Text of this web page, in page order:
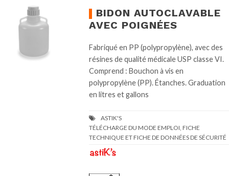
BIDON AUTOCLAVABLE
AVEC POIGNÉES
Fabriqué en PP (polypropylène), avec des
résines de qualité médicale USP classe VI.
Comprend : Bouchon à vis en
polypropylène (PP). Étanches. Graduation
en litres et gallons
TÉLÉCHARGE DU MODE EMPLOI, FICHE
TECHNIQUE ET FICHE DE DONNÉES DE SÉCURITÉ